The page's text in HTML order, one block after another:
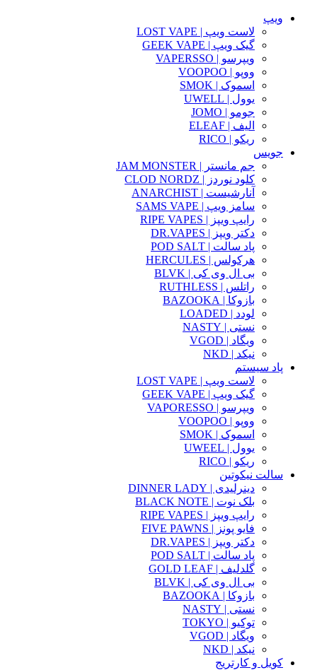
ویپ
لاست ویپ | LOST VAPE
گیک ویپ | GEEK VAPE
ویپرسو | VAPERSSO
ووپو | VOOPOO
اسموک | SMOK
یوول | UWELL
جومو | JOMO
الیف | ELEAF
ریکو | RICO
جویس
جم مانستر | JAM MONSTER
کلود نوردز | CLOD NORDZ
آنارشیست | ANARCHIST
سامز ویپ | SAMS VAPE
رایپ ویپز | RIPE VAPES
دکتر ویپز | DR.VAPES
پاد سالت | POD SALT
هرکولس | HERCULES
بی ال وی کی | BLVK
راتلس | RUTHLESS
بازوکا | BAZOOKA
لودد | LOADED
نستی | NASTY
ویگاد | VGOD
نیکد | NKD
پاد سیستم
لاست ویپ | LOST VAPE
گیک ویپ | GEEK VAPE
ویپرسو | VAPORESSO
ووپو | VOOPOO
اسموک | SMOK
یوول | UWEEL
ریکو | RICO
سالت نیکوتین
دینرلیدی | DINNER LADY
بلک نوت | BLACK NOTE
رایپ ویپز | RIPE VAPES
فایو پونز | FIVE PAWNS
دکتر ویپز | DR.VAPES
پاد سالت | POD SALT
گلدلیف | GOLD LEAF
بی ال وی کی | BLVK
بازوکا | BAZOOKA
نستی | NASTY
توکیو | TOKYO
ویگاد | VGOD
نیکد | NKD
کویل و کارتریج